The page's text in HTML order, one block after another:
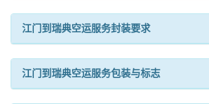
江门到瑞典空运服务封装要求
江门到瑞典空运服务包装与标志